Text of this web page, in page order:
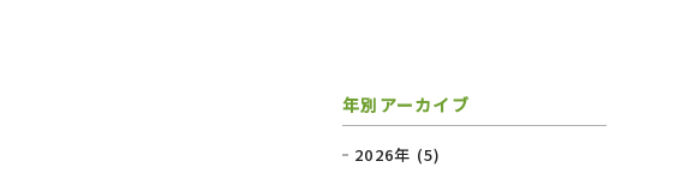
年別アーカイブ
2026年 (5)